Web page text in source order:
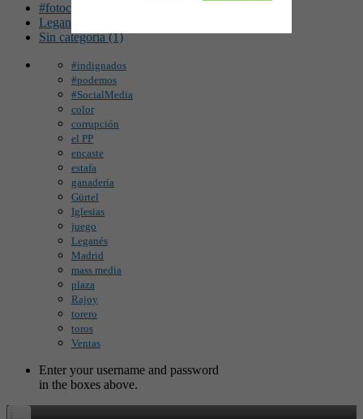
#fotocinéfila (25)
Leganés (16)
Sin categoría (1)
#indignados
#podemos
#SocialMedia
color
corrupción
el PP
encaste
estafa
ganadería
Gürtel
Iglesias
juego
Leganés
Madrid
mass media
plaza
Rajoy
torero
toros
Ventas
Enter your username and password
in the boxes above.